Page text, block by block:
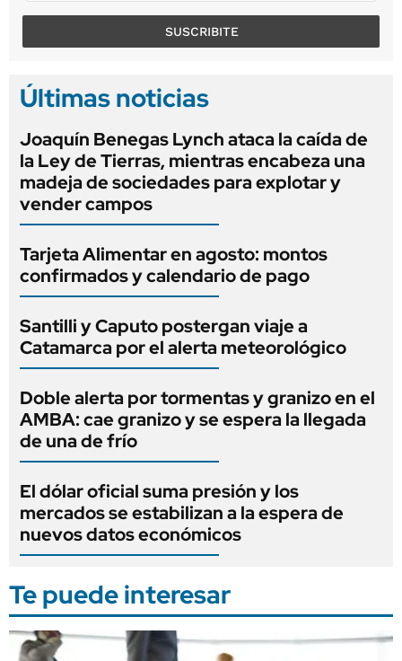
SUSCRIBITE
Últimas noticias
Joaquín Benegas Lynch ataca la caída de
la Ley de Tierras, mientras encabeza una
madeja de sociedades para explotar y
vender campos
Tarjeta Alimentar en agosto: montos
confirmados y calendario de pago
Santilli y Caputo postergan viaje a
Catamarca por el alerta meteorológico
Doble alerta por tormentas y granizo en el
AMBA: cae granizo y se espera la llegada
de una de frío
El dólar oficial suma presión y los
mercados se estabilizan a la espera de
nuevos datos económicos
Te puede interesar